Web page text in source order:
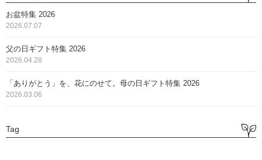
お盆特集 2026
2026.07.07
父の日ギフト特集 2026
2026.04.28
「ありがとう」を、花にのせて。母の日ギフト特集 2026
2026.03.06
Tag